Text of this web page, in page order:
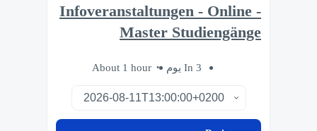
Infoveranstaltungen - Online -
Master Studiengänge
In 3 يوم About 1 hour